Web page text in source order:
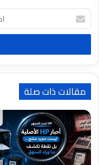
ا
ت
ب
ر
ي
د
كمقالات ذات صلة